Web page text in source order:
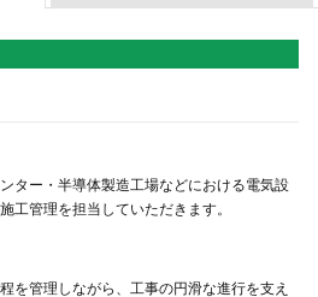
ター・半導体製造工場などにおける電気設
工管理を担当していただきます。
を管理しながら、工事の円滑な進行を支え